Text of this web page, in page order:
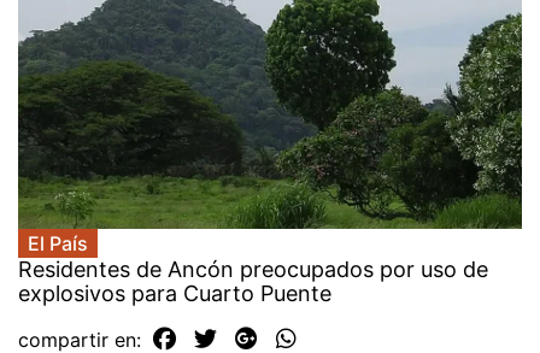
El País
Residentes de Ancón preocupados por uso de
explosivos para Cuarto Puente
compartir en: